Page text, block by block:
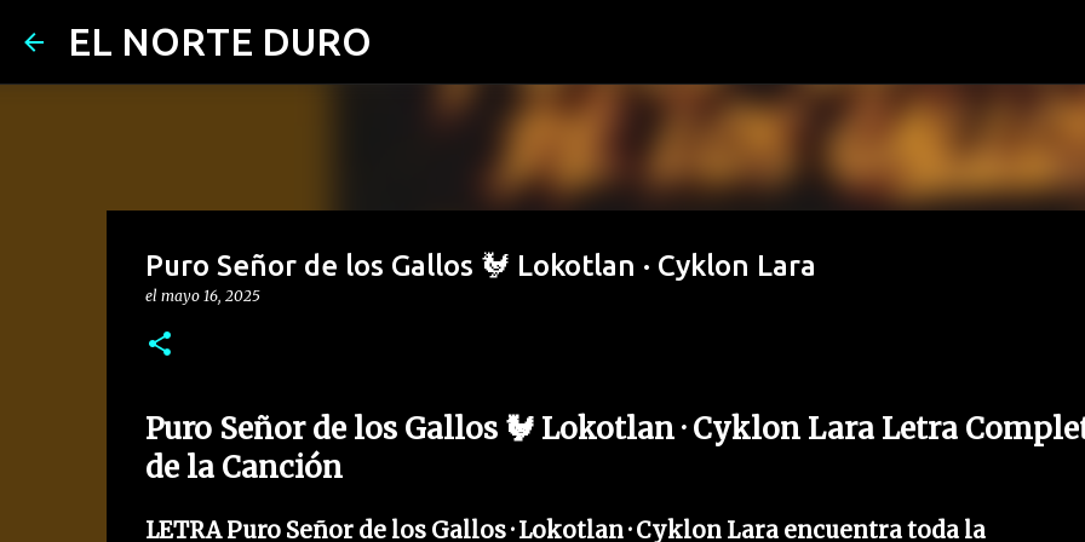
EL NORTE DURO
Puro Señor de los Gallos 🐓 Lokotlan · Cyklon Lara
el mayo 16, 2025
Puro Señor de los Gallos 🐓 Lokotlan · Cyklon Lara Letra
de la Canción
LETRA Puro Señor de los Gallos · Lokotlan · Cyklon Lara encuentra toda la